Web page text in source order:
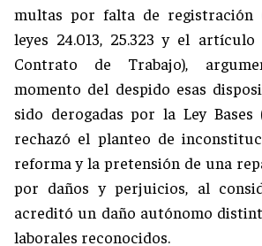
multas por falta de registración
leyes 24.013, 25.323 y el
Contrato de Trabajo),
momento del despido esas
sido derogadas por la Ley Bases
rechazó el planteo de
reforma y la pretensión de una
por daños y perjuicios, al
acreditó un daño autónomo
laborales reconocidos.